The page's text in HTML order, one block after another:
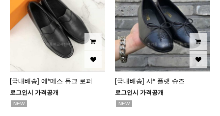
[국내배송] 에*메스 듀크 로퍼
로그인시 가격공개
NEW
[국내배송] 샤* 플랫 슈즈
로그인시 가격공개
NEW